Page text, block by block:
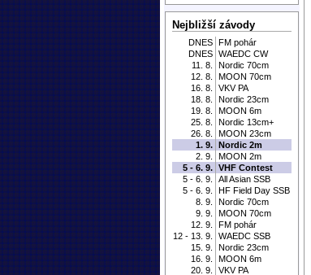
Nejbližší závody
DNES FM pohár
DNES WAEDC CW
11. 8.
Nordic 70cm
12. 8.
MOON 70cm
16. 8.
VKV PA
18. 8.
Nordic 23cm
19. 8.
MOON 6m
25. 8.
Nordic 13cm+
26. 8.
MOON 23cm
1. 9. Nordic 2m
2. 9.
MOON 2m
5 - 6. 9. VHF Contest
5 - 6. 9.
All Asian SSB
5 - 6. 9.
HF Field Day SSB
8. 9.
Nordic 70cm
9. 9.
MOON 70cm
12. 9.
FM pohár
12 - 13. 9.
WAEDC SSB
15. 9.
Nordic 23cm
16. 9.
MOON 6m
20. 9.
VKV PA